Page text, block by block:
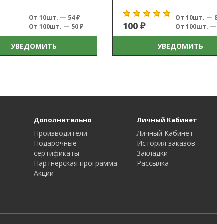
От 10шт. — 54 ₽
От 100шт. — 50 ₽
УВЕДОМИТЬ
100 ₽
От 10шт. —
От 100шт. —
УВЕДОМИТЬ
Дополнительно
Производители
Подарочные
сертификаты
Партнерская программа
Акции
Личный Кабинет
Личный Кабинет
История заказов
Закладки
Рассылка